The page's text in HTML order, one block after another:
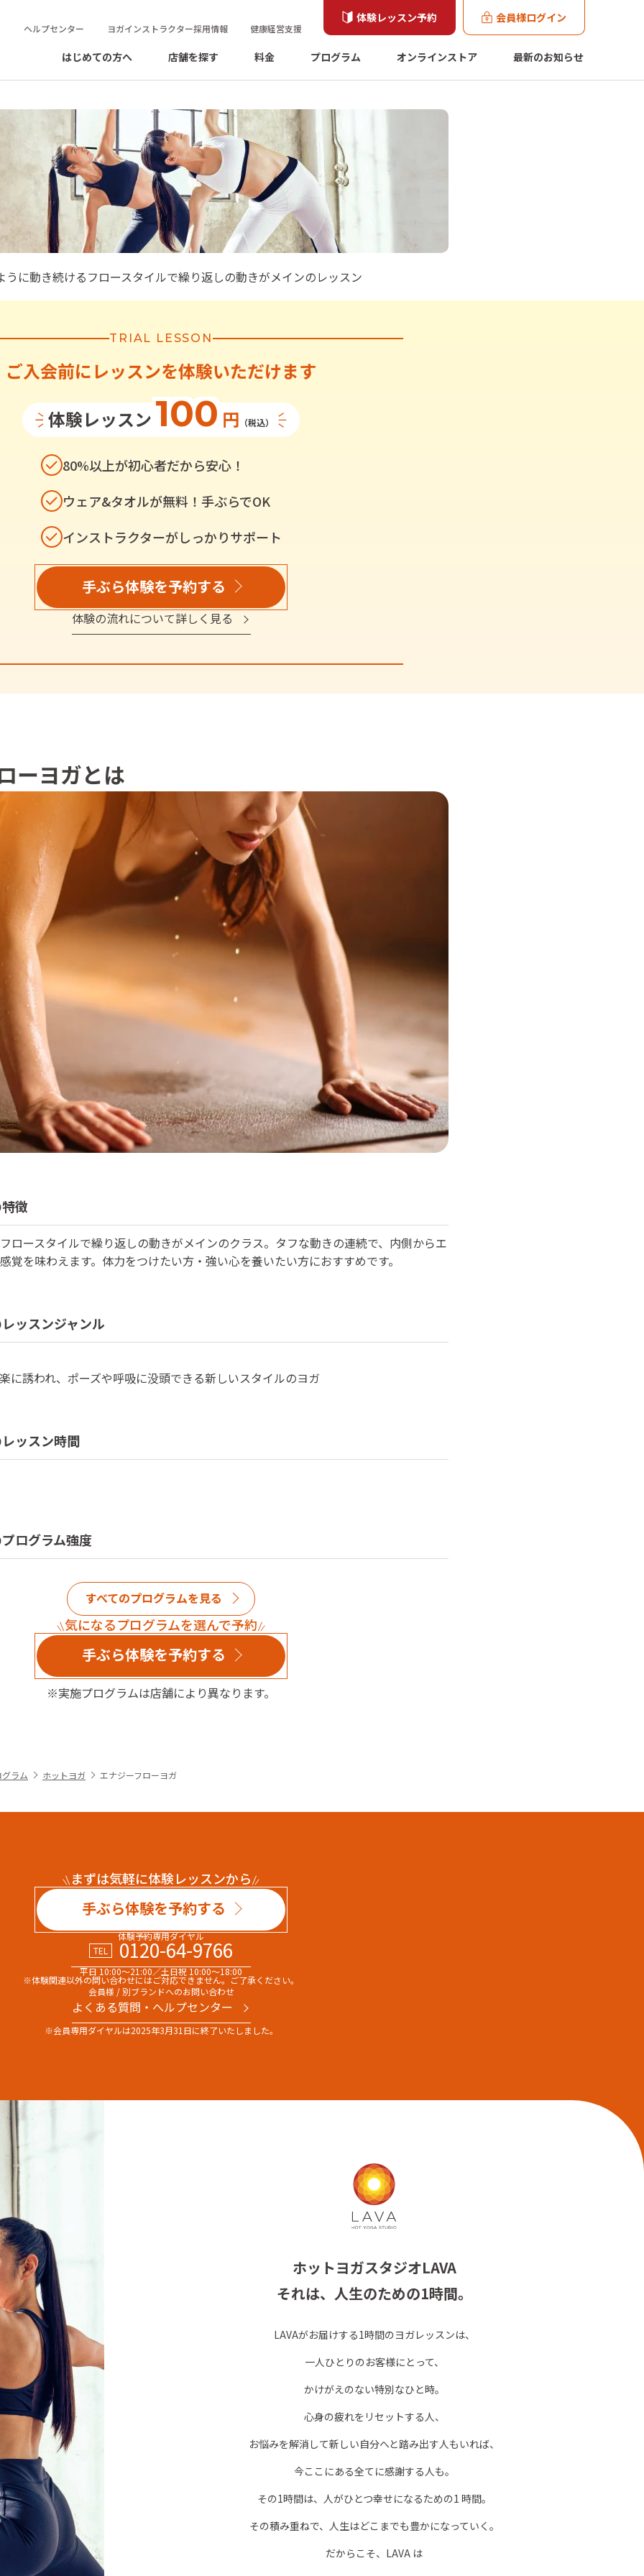
ヘルプセンター ヨガインストラクター採用情報 健康経営支援
体験レッスン予約 会員様ログイン
はじめての方へ 店舗を探す 料金 プログラム オンラインストア 最新のお知らせ
ーヨガ
うに動き続けるフロースタイルで繰り返しの動きがメインのレッスン
TRIAL LESSON
ご入会前にレッスンを体験いただけます
体験レッスン100 円 （税込）
80%以上が初心者だから安心！
ウェア&タオルが無料！手ぶらでOK
インストラクターがしっかりサポート
手ぶら体験を予約する
体験の流れについて詳しく見る
ーヨガとは
徴
ロースタイルで繰り返しの動きがメインのクラス。タフな動きの連続で、内側からエ
覚を味わえます。体力をつけたい方・強い心を養いたい方におすすめです。
ッスンジャンル
に誘われ、ポーズや呼吸に没頭できる新しいスタイルのヨガ
ッスン時間
ログラム強度
すべてのプログラムを見る
気になるプログラムを選んで予約
手ぶら体験を予約する
※実施プログラムは店舗により異なります。
グラム ホットヨガ エナジーフローヨガ
まずは気軽に体験レッスンから
手ぶら体験を予約する
体験予約専用ダイヤル
TEL
0120-64-9766
平日 10:00～21:00／土日祝 10:00～18:00
※体験関連以外の問い合わせにはご対応できません。ご了承ください。
会員様 / 別ブランドへのお問い合わせ
よくある質問・へルプセンター
※会員専用ダイヤルは2025年3月31日に終了いたしました。
ホットヨガスタジオLAVA
それは、人生のための1時間。
LAVAがお届けする1時間のヨガレッスンは、
一人ひとりのお客様にとって、
かけがえのない特別なひと時。
心身の疲れをリセットする人、
お悩みを解消して新しい自分へと踏み出す人もいれば、
今ここにある全てに感謝する人も。
その1時間は、人がひとつ幸せになるための1 時間。
その積み重ねで、人生はどこまでも豊かになっていく。
だからこそ、LAVA は